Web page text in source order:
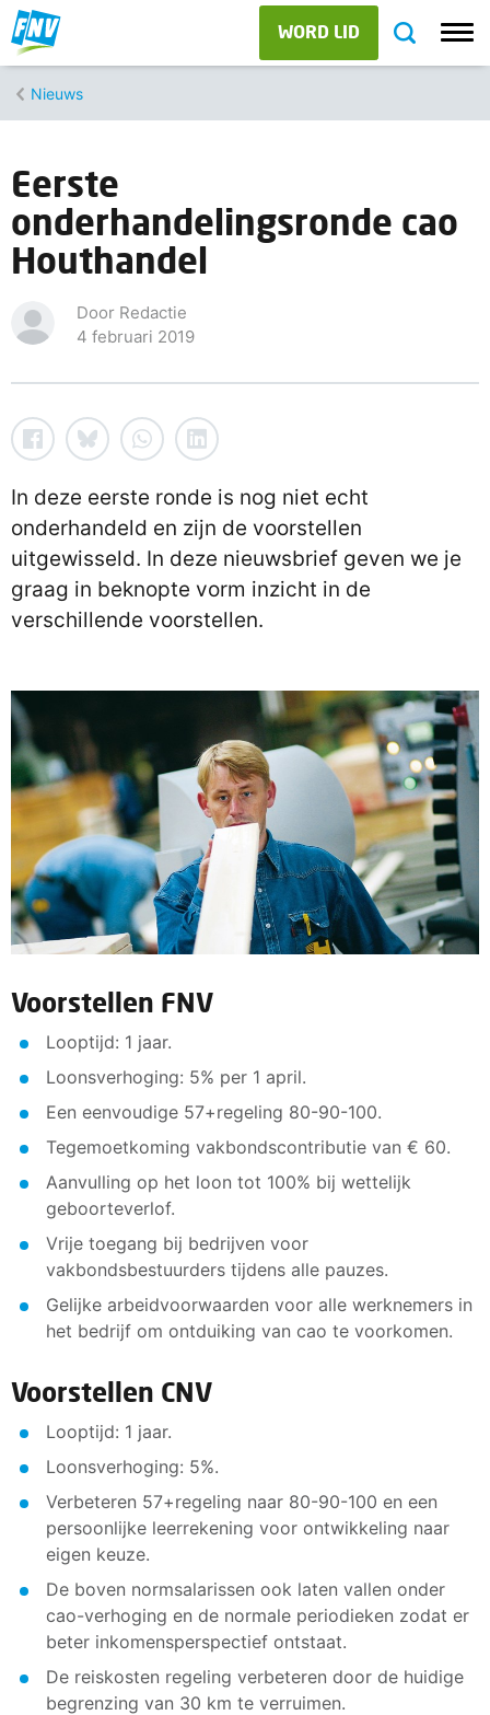
WORD LID
Nieuws
Eerste
onderhandelingsronde cao
Houthandel
Door Redactie
4 februari 2019
In deze eerste ronde is nog niet echt
onderhandeld en zijn de voorstellen
uitgewisseld. In deze nieuwsbrief geven we je
graag in beknopte vorm inzicht in de
verschillende voorstellen.
Voorstellen FNV
Looptijd: 1 jaar.
Loonsverhoging: 5% per 1 april.
Een eenvoudige 57+regeling 80-90-100.
Tegemoetkoming vakbondscontributie van € 60.
Aanvulling op het loon tot 100% bij wettelijk
geboorteverlof.
Vrije toegang bij bedrijven voor
vakbondsbestuurders tijdens alle pauzes.
Gelijke arbeidvoorwaarden voor alle werknemers in
het bedrijf om ontduiking van cao te voorkomen.
Voorstellen CNV
Looptijd: 1 jaar.
Loonsverhoging: 5%.
Verbeteren 57+regeling naar 80-90-100 en een
persoonlijke leerrekening voor ontwikkeling naar
eigen keuze.
De boven normsalarissen ook laten vallen onder
cao-verhoging en de normale periodieken zodat er
beter inkomensperspectief ontstaat.
De reiskosten regeling verbeteren door de huidige
begrenzing van 30 km te verruimen.